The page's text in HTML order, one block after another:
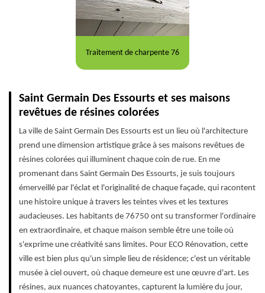
Traitement de charpente 76
Saint Germain Des Essourts et ses maisons
revêtues de résines colorées
La ville de Saint Germain Des Essourts est un lieu où l'architecture
prend une dimension artistique grâce à ses maisons revêtues de
résines colorées qui illuminent chaque coin de rue. En me
promenant dans Saint Germain Des Essourts, je suis toujours
émerveillé par l'éclat et l'originalité de chaque façade, qui racontent
une histoire unique à travers les teintes vives et les textures
audacieuses. Les habitants de 76750 ont su transformer l'ordinaire
en extraordinaire, et chaque maison semble être une toile où
s'exprime une créativité sans limites. Pour ECO Rénovation, cette
ville est bien plus qu'un simple lieu de résidence; c'est un véritable
musée à ciel ouvert, où chaque demeure est une œuvre d'art. Les
résines, aux nuances chatoyantes, capturent la lumière du jour,